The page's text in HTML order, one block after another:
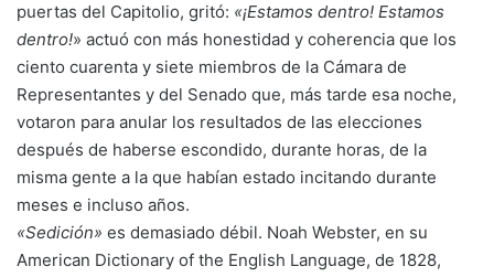
puertas del Capitolio, gritó: «¡Estamos dentro! Estamos
dentro!» actuó con más honestidad y coherencia que los
ciento cuarenta y siete miembros de la Cámara de
Representantes y del Senado que, más tarde esa noche,
votaron para anular los resultados de las elecciones
después de haberse escondido, durante horas, de la
misma gente a la que habían estado incitando durante
meses e incluso años.
«Sedición» es demasiado débil. Noah Webster, en su
American Dictionary of the English Language, de 1828,